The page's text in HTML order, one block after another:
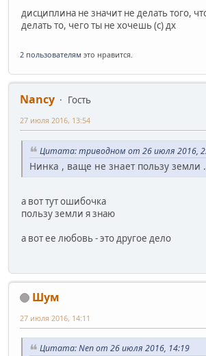
дисциплина не значит не делать того,
делать то, чего ты не хочешь (с) дх
2 пользователям это нравится.
Nancy
Гость
27 июля 2016, 13:54
Цитата: триводном от 26 июля 2016,
Нинка , ваще не знает пользу земли .
а вот тут ошибочка
пользу земли я знаю
а вот ее любовь - это другое дело
Шум
27 июля 2016, 14:11
Цитата: Nen от 26 июля 2016, 14:19